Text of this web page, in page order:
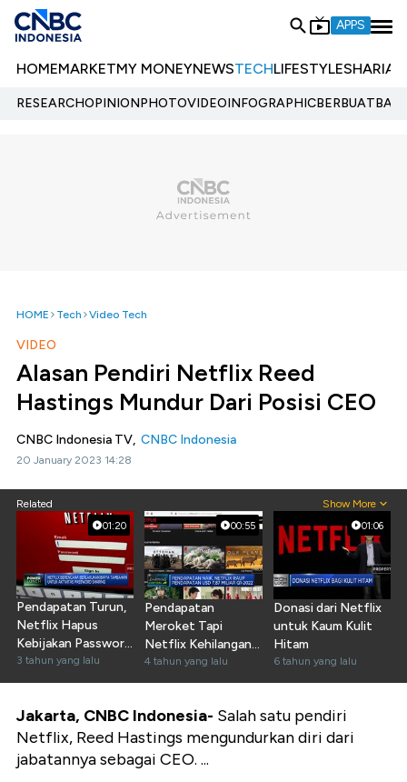
APPS
HOMEMARKETMY MONEYNEWSTECHLIFESTYLESHARIA
RESEARCHOPINIONPHOTOVIDEOINFOGRAPHIC
HOME Tech Video Tech
VIDEO
Alasan Pendiri Netflix Reed
Hastings Mundur Dari Posisi CEO
CNBC Indonesia TV, CNBC Indonesia
20 January 2023 14:28
Related Show More
01:20
Pendapatan Turun,
Netflix Hapus
Kebijakan Password
Sharing
3 tahun yang lalu
00:55
Pendapatan
Meroket Tapi
Netflix Kehilangan
200 Ribu Pelanggan
4 tahun yang lalu
01:06
Donasi dari Netflix
untuk Kaum Kulit
Hitam
6 tahun yang lalu
Jakarta, CNBC Indonesia- Salah satu pendiri
Netflix, Reed Hastings mengundurkan diri dari
jabatannya sebagai CEO. ...